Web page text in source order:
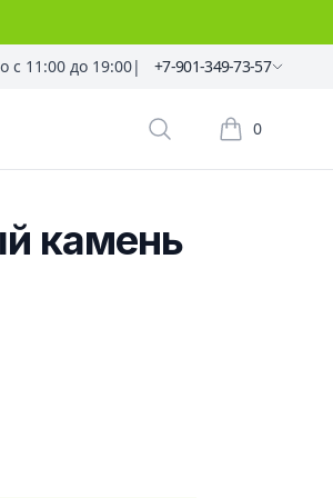
с 11:00 до 19:00| +7-901-349-73-57
Поиск растений
0
Корзина
камень